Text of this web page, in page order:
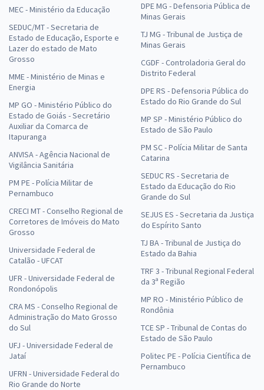
MEC - Ministério da Educação
SEDUC/MT - Secretaria de
Estado de Educação, Esporte e
Lazer do estado de Mato
Grosso
MME - Ministério de Minas e
Energia
MP GO - Ministério Público do
Estado de Goiás - Secretário
Auxiliar da Comarca de
Itapuranga
ANVISA - Agência Nacional de
Vigilância Sanitária
PM PE - Polícia Militar de
Pernambuco
CRECI MT - Conselho Regional de
Corretores de Imóveis do Mato
Grosso
Universidade Federal de
Catalão - UFCAT
UFR - Universidade Federal de
Rondonópolis
CRA MS - Conselho Regional de
Administração do Mato Grosso
do Sul
UFJ - Universidade Federal de
Jataí
UFRN - Universidade Federal do
Rio Grande do Norte
DPE MG - Defensoria Pública de
Minas Gerais
TJ MG - Tribunal de Justiça de
Minas Gerais
CGDF - Controladoria Geral do
Distrito Federal
DPE RS - Defensoria Pública do
Estado do Rio Grande do Sul
MP SP - Ministério Público do
Estado de São Paulo
PM SC - Polícia Militar de Santa
Catarina
SEDUC RS - Secretaria de
Estado da Educação do Rio
Grande do Sul
SEJUS ES - Secretaria da Justiça
do Espírito Santo
TJ BA - Tribunal de Justiça do
Estado da Bahia
TRF 3 - Tribunal Regional Federal
da 3ª Região
MP RO - Ministério Público de
Rondônia
TCE SP - Tribunal de Contas do
Estado de São Paulo
Politec PE - Polícia Científica de
Pernambuco